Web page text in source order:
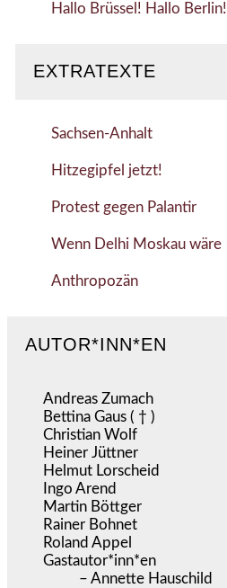
Hallo Brüssel! Hallo Berlin!
EXTRATEXTE
Sachsen-Anhalt
Hitzegipfel jetzt!
Protest gegen Palantir
Wenn Delhi Moskau wäre
Anthropozän
AUTOR*INN*EN
Andreas Zumach
Bettina Gaus ( † )
Christian Wolf
Heiner Jüttner
Helmut Lorscheid
Ingo Arend
Martin Böttger
Rainer Bohnet
Roland Appel
Gastautor*inn*en
– Annette Hauschild